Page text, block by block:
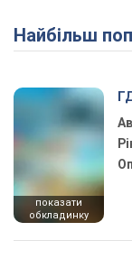
Найбільш
показати
обкладинку